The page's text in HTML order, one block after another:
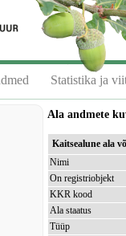
Statistika ja
Ala andmete
Kaitsealune ala
Nimi
On registriobjekt
KKR kood
Ala staatus
Tüüp